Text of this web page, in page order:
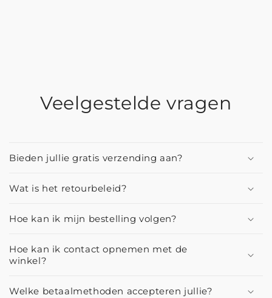
Veelgestelde vragen
Bieden jullie gratis verzending aan?
Wat is het retourbeleid?
Hoe kan ik mijn bestelling volgen?
Hoe kan ik contact opnemen met de
winkel?
Welke betaalmethoden accepteren jullie?